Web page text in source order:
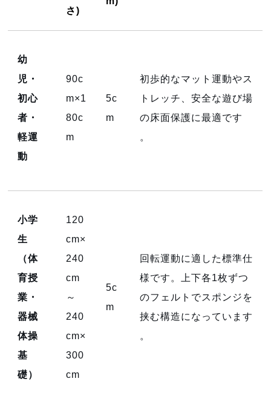
さ)
幼
児・
初心
者・
軽運
動
90c
m×1
80c
m
5c
m
初歩的なマット運動やス
トレッチ、安全な遊び場
の床面保護に最適です
。
小学
生
（体
育授
業・
器械
体操
基
礎）
120
cm×
240
cm
～
240
cm×
300
cm
5c
m
回転運動に適した標準仕
様です。上下各1枚ずつ
のフェルトでスポンジを
挟む構造になっています
。